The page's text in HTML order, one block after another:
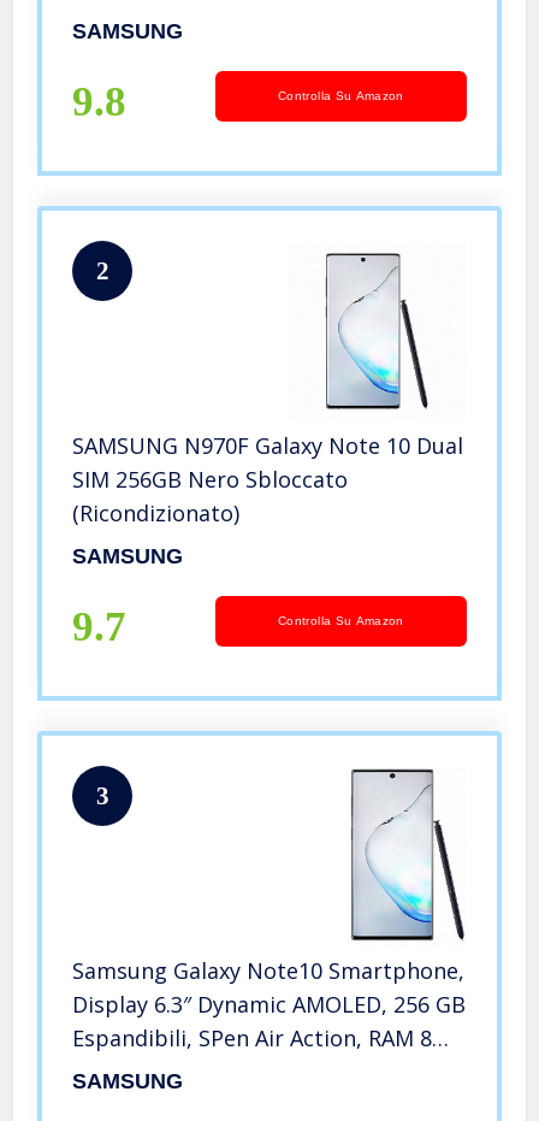
SAMSUNG
9.8 Controlla Su Amazon
2
SAMSUNG N970F Galaxy Note 10 Dual
SIM 256GB Nero Sbloccato
(Ricondizionato)
SAMSUNG
9.7 Controlla Su Amazon
3
Samsung Galaxy Note10 Smartphone,
Display 6.3″ Dynamic AMOLED, 256 GB
Espandibili, SPen Air Action, RAM 8
GB, Batteria 3.500 mAh, 4G, Dual SIM,
SAMSUNG